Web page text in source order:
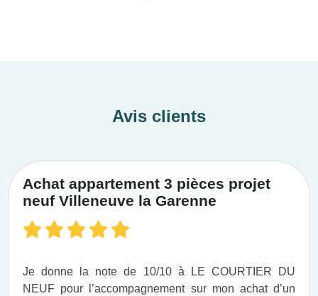
Avis clients
Achat appartement 3 pièces projet
neuf Villeneuve la Garenne
Je donne la note de 10/10 à LE COURTIER DU
NEUF pour l’accompagnement sur mon achat d’un